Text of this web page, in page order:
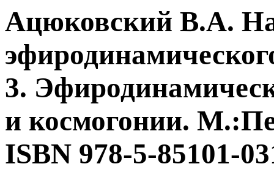
Ацюковский В.А.
3.
и космогонии.
ISBN 978-5-85101-